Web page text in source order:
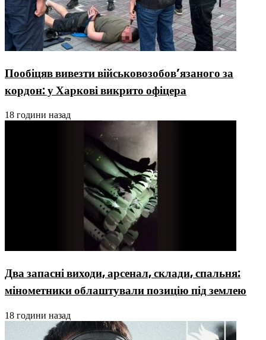
Пообіцяв вивезти військовозобов’язаного за
кордон: у Харкові викрито офіцера
18 години назад
Два запасні виходи, арсенал, склади, спальня:
мінометники облаштували позицію під землею
18 години назад